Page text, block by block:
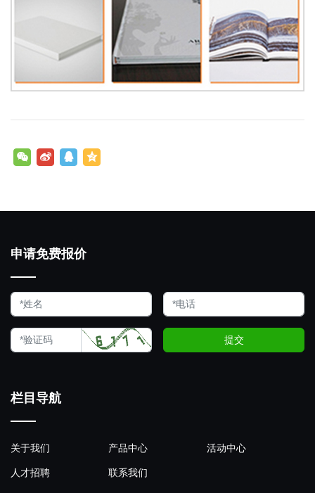
申请免费报价
提交
栏目导航
关于我们 产品中心 活动中心
人才招聘 联系我们